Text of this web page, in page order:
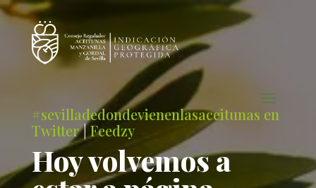
#sevilladedondevienenlasaceitunas en
Twitter|Feedzy
Hoy volvemos a